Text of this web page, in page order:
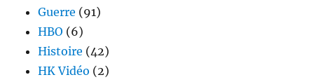
Guerre (91)
HBO (6)
Histoire (42)
HK Vidéo (2)